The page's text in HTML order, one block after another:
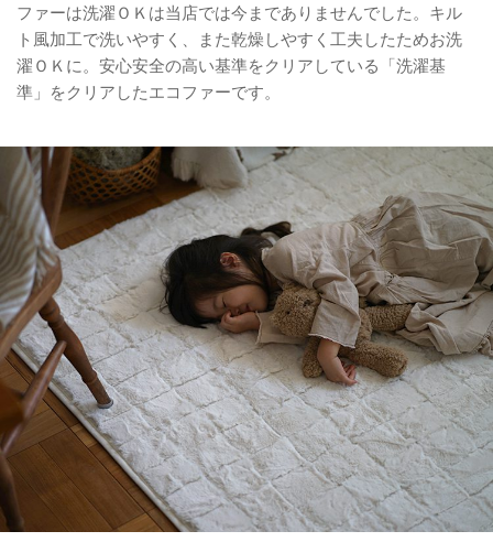
ファーは洗濯ＯＫは当店では今までありませんでした。キル
ト風加工で洗いやすく、また乾燥しやすく工夫したためお洗
濯ＯＫに。安心安全の高い基準をクリアしている「洗濯基
準」をクリアしたエコファーです。